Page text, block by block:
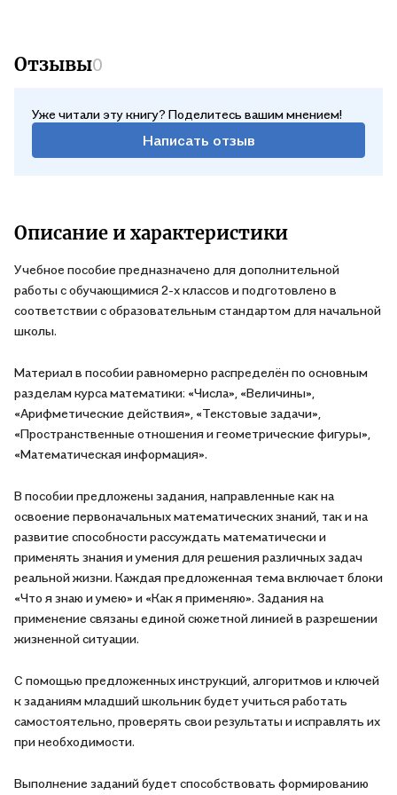
Тетрадь-тренажёр можно использовать с любым из
образовательной программой школы.
Рекомендуется использовать кан в течение учебного года,
PISA, TIMSS.
Адресуется учащимся 2-х классов, педагогам, родителям.
Отзывы0
Уже читали эту книгу? Поделитесь вашим мнением!
Написать отзыв
Описание и характеристики
Учебное пособие предназначено для дополнительной
работы с обучающимися 2-х классов и подготовлено в
соответствии с образовательным стандартом для начальной
школы.
Материал в пособии равномерно распределён по основным
разделам курса математики: «Числа», «Величины»,
«Арифметические действия», «Текстовые задачи»,
«Пространственные отношения и геометрические фигуры»,
«Математическая информация».
В пособии предложены задания, направленные как на
освоение первоначальных математических знаний, так и на
развитие способности рассуждать математически и
применять знания и умения для решения различных задач
реальной жизни. Каждая предложенная тема включает блоки
«Что я знаю и умею» и «Как я применяю». Задания на
применение связаны единой сюжетной линией в разрешении
жизненной ситуации.
С помощью предложенных инструкций, алгоритмов и ключей
к заданиям младший школьник будет учиться работать
самостоятельно, проверять свои результаты и исправлять их
при необходимости.
Выполнение заданий будет способствовать формированию